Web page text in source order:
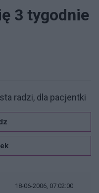
3 tygodnie
radzi, dla pacjentki
18-06-2006, 07:02:00